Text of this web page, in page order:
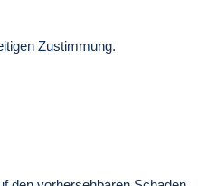
Zustimmung.